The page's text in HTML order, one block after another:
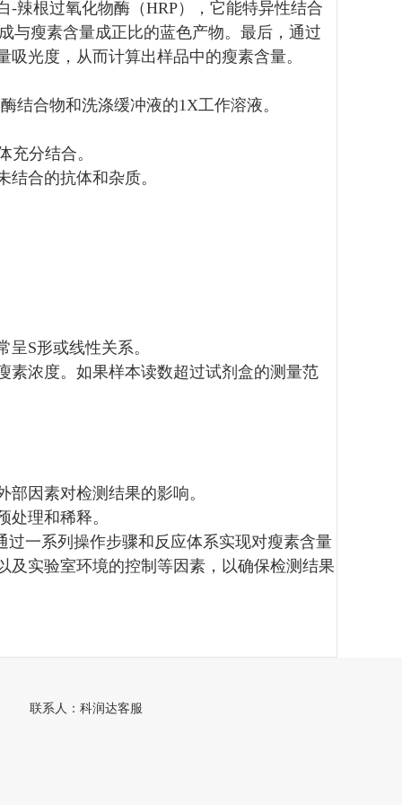
辣根过氧化物酶（HRP），它能特异性结合
与瘦素含量成正比的蓝色产物。最后，通过
吸光度，从而计算出样品中的瘦素含量。
结合物和洗涤缓冲液的1X工作溶液。
充分结合。
结合的抗体和杂质。
呈S形或线性关系。
素浓度。如果样本读数超过试剂盒的测量范
部因素对检测结果的影响。
处理和稀释。
一系列操作步骤和反应体系实现对瘦素含量
及实验室环境的控制等因素，以确保检测结果
联系人：科润达客服